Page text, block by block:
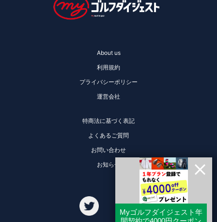
About us
利用規約
プライバシーポリシー
運営会社
特商法に基づく表記
よくあるご質問
お問い合わせ
お知らせ